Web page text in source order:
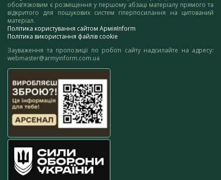
обов’язковим є розміщення у першому абзаці матеріалу прямого та
відкритого для пошукових систем гіперпосилання на цитований
матеріал.
Політика користування сайтом АрміяInform
Політика використання файлів cookie
Зауваження та пропозиції по роботі сайту надсилайте на адресу:
webmaster@armyinform.com.ua